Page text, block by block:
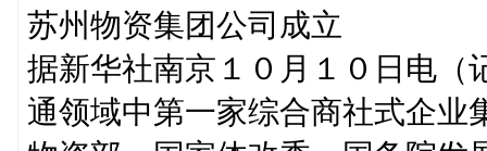
苏州物资集团公司成立
据新华社南京１０月１０日电（
通领域中第一家综合商社式企